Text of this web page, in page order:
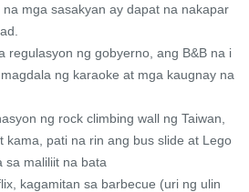
mga sasakyan ay dapat na nakapar
regulasyon ng gobyerno, ang B&B na i
ng karaoke at mga kaugnay na
ng rock climbing wall ng Taiwan,
kama, pati na rin ang bus slide at Lego
sa maliliit na bata
kagamitan sa barbecue (uri ng ulin